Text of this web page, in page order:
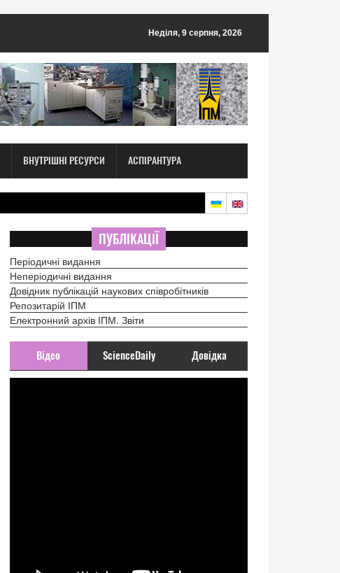
Неділя, 9 серпня, 2026
ВНУТРІШНІ РЕСУРСИ АСПІРАНТУРА
ПУБЛІКАЦІЇ
Періодичні видання
Неперіодичні видання
Довідник публікацій наукових співробітників
Репозитарій ІПМ
Електронний архів ІПМ. Звіти
Відео ScienceDaily Довідка